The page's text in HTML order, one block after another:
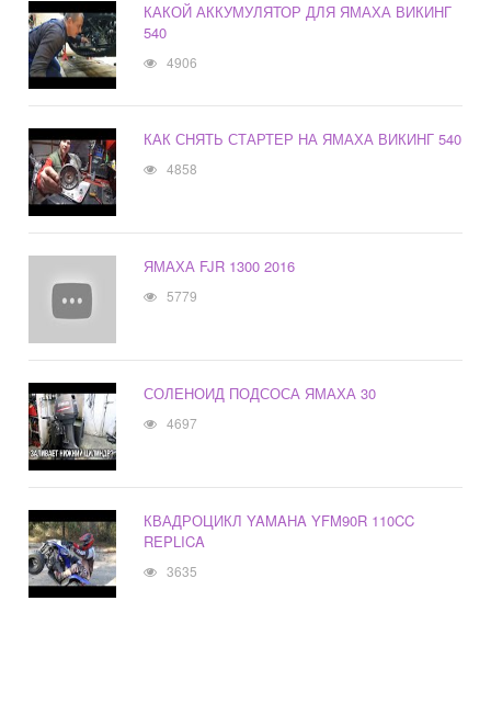
КАКОЙ АККУМУЛЯТОР ДЛЯ ЯМАХА ВИКИНГ
540
4906
КАК СНЯТЬ СТАРТЕР НА ЯМАХА ВИКИНГ 540
4858
ЯМАХА FJR 1300 2016
5779
СОЛЕНОИД ПОДСОСА ЯМАХА 30
4697
КВАДРОЦИКЛ YAMAHA YFM90R 110CC
REPLICA
3635